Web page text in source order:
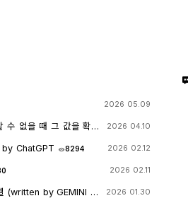
2026 05.09
수 없을 때 그 값을 확
2026 04.10
by ChatGPT 8294 2026 02.12
2026 02.11
(written by GEMINI &
2026 01.30